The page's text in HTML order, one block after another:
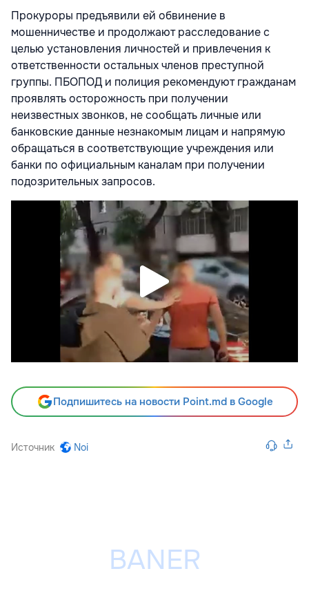
Прокуроры предъявили ей обвинение в
мошенничестве и продолжают расследование с
целью установления личностей и привлечения к
ответственности остальных членов преступной
группы. ПБОПОД и полиция рекомендуют гражданам
проявлять осторожность при получении
неизвестных звонков, не сообщать личные или
банковские данные незнакомым лицам и напрямую
обращаться в соответствующие учреждения или
банки по официальным каналам при получении
подозрительных запросов.
Подпишитесь на новости Point.md в Google
Источник Noi